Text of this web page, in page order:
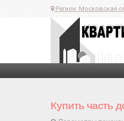
Регион: Московская
Купить часть